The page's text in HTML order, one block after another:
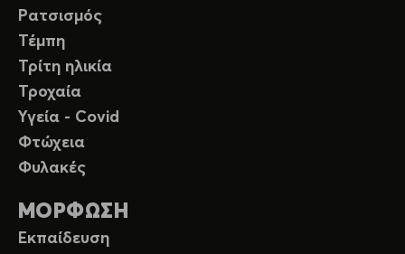
Ρατσισμός
Τέμπη
Τρίτη ηλικία
Τροχαία
Υγεία - Covid
Φτώχεια
Φυλακές
ΜΟΡΦΩΣΗ
Εκπαίδευση